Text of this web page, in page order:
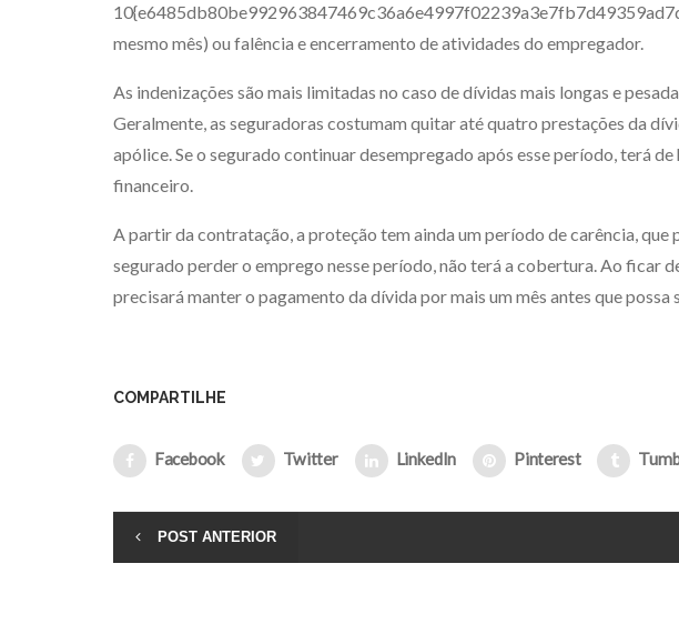
mesmo mês) ou falência e encerramento de atividades do empregador.
As indenizações são mais limitadas no caso de dívidas mais longas e
Geralmente, as seguradoras costumam quitar até quatro prestações da
apólice. Se o segurado continuar desempregado após esse período, terá
financeiro.
A partir da contratação, a proteção tem ainda um período de carência, que
segurado perder o emprego nesse período, não terá a cobertura. Ao ficar
precisará manter o pagamento da dívida por mais um mês antes que possa
COMPARTILHE
Facebook Twitter LinkedIn Pinterest
POST ANTERIOR